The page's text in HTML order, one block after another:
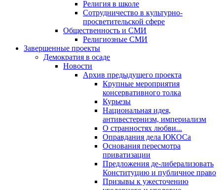
Религия в школе
Сотрудничество в культурно-
просветительской сфере
Общественность и СМИ
Религиозные СМИ
Завершенные проекты
Демократия в осаде
Новости
Архив предыдущего проекта
Крупные мероприятия
консервативного толка
Курьезы
Национальная идея,
антивестернизм, империализм
О странностях любви...
Оправдания дела ЮКОСа
Основания пересмотра
приватизации
Предложения де-либерализовать
Конституцию и публичное право
Призывы к ужесточению